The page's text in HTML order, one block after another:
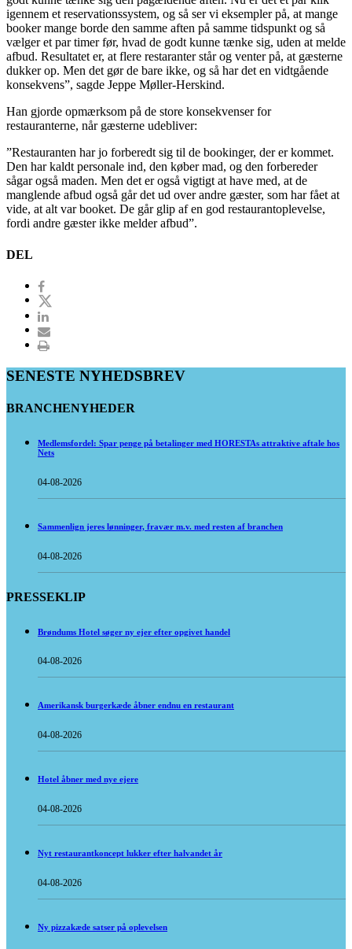
igennem et reservationssystem, og så ser vi eksempler på, at mange
booker mange borde den samme aften på samme tidspunkt og så
vælger et par timer før, hvad de godt kunne tænke sig, uden at melde
afbud. Resultatet er, at flere restaranter står og venter på, at gæsterne
dukker op. Men det gør de bare ikke, og så har det en vidtgående
konsekvens”, sagde Jeppe Møller-Herskind.
Han gjorde opmærksom på de store konsekvenser for
restauranterne, når gæsterne udebliver:
”Restauranten har jo forberedt sig til de bookinger, der er kommet.
Den har kaldt personale ind, den køber mad, og den forbereder
sågar også maden. Men det er også vigtigt at have med, at de
manglende afbud også går det ud over andre gæster, som har fået at
vide, at alt var booket. De går glip af en god restaurantoplevelse,
fordi andre gæster ikke melder afbud”.
DEL
SENESTE NYHEDSBREV
BRANCHENYHEDER
Medlemsfordel: Spar penge på betalinger med HORESTAs attraktive aftale hos
Nets
04-08-2026
Sammenlign jeres lønninger, fravær m.v. med resten af branchen
04-08-2026
PRESSEKLIP
Brøndums Hotel søger ny ejer efter opgivet handel
04-08-2026
Amerikansk burgerkæde åbner endnu en restaurant
04-08-2026
Hotel åbner med nye ejere
04-08-2026
Nyt restaurantkoncept lukker efter halvandet år
04-08-2026
Ny pizzakæde satser på oplevelsen